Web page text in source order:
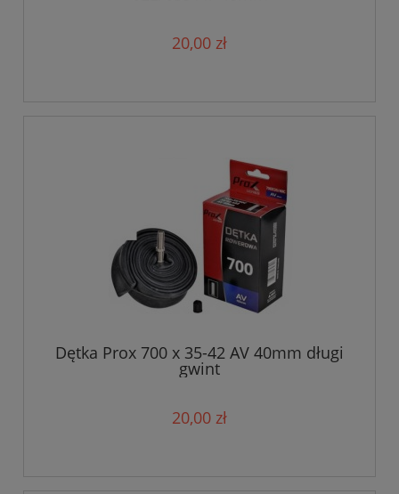
20,00 zł
Dętka Prox 700 x 35-42 AV 40mm długi
gwint
20,00 zł